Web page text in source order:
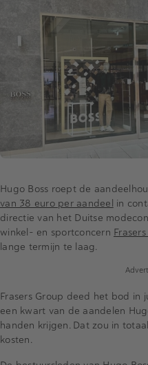
Hugo Boss roept de
van 38 euro per aandeel in
directie van het Duitse
winkel- en sportconcern
lange termijn te laag.
Frasers Group deed het bod in
een kwart van de aandelen
handen krijgen. Dat zou in
kosten.